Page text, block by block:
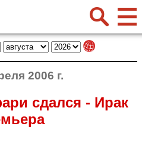
2006 г.
сдался - Ирак